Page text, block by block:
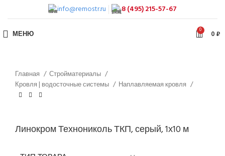
info@remostr.ru 8 (495) 215-57-67
МЕНЮ 0 0₽
Главная
Стройматериалы
Кровля | водосточные системы
Наплавляемая кровля
Линокром Технониколь ТКП, серый, 1х10 м